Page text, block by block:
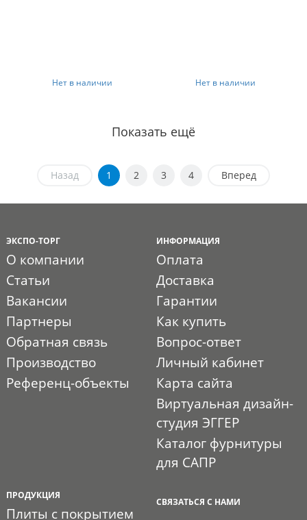
Нет в наличии Нет в наличии
Показать ещё
Назад 1 2 3 4 Вперед
ЭКСПО-ТОРГ
О компании
Статьи
Вакансии
Партнеры
Обратная связь
Производство
Референц-объекты
ИНФОРМАЦИЯ
Оплата
Доставка
Гарантии
Как купить
Вопрос-ответ
Личный кабинет
Карта сайта
Виртуальная дизайн-
студия ЭГГЕР
Каталог фурнитуры
для САПР
ПРОДУКЦИЯ
Плиты с покрытием
СВЯЗАТЬСЯ С НАМИ